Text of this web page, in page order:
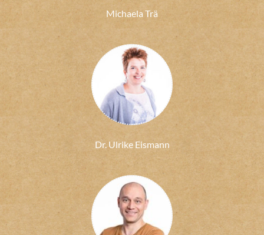
Michaela Trä
Dr. Ulrike Eismann